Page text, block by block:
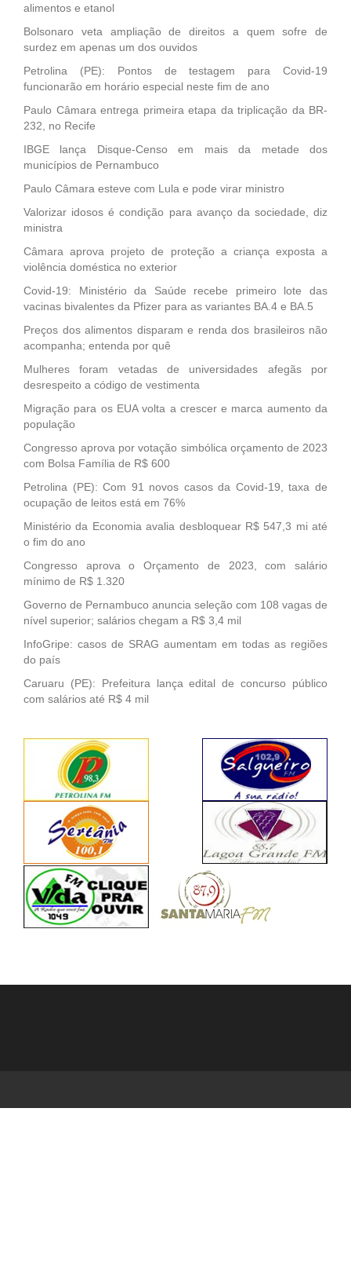
alimentos e etanol
Bolsonaro veta ampliação de direitos a quem sofre de
surdez em apenas um dos ouvidos
Petrolina (PE): Pontos de testagem para Covid-19
funcionarão em horário especial neste fim de ano
Paulo Câmara entrega primeira etapa da triplicação da BR-
232, no Recife
IBGE lança Disque-Censo em mais da metade dos
municípios de Pernambuco
Paulo Câmara esteve com Lula e pode virar ministro
Valorizar idosos é condição para avanço da sociedade, diz
ministra
Câmara aprova projeto de proteção a criança exposta a
violência doméstica no exterior
Covid-19: Ministério da Saúde recebe primeiro lote das
vacinas bivalentes da Pfizer para as variantes BA.4 e BA.5
Preços dos alimentos disparam e renda dos brasileiros não
acompanha; entenda por quê
Mulheres foram vetadas de universidades afegãs por
desrespeito a código de vestimenta
Migração para os EUA volta a crescer e marca aumento da
população
Congresso aprova por votação simbólica orçamento de 2023
com Bolsa Família de R$ 600
Petrolina (PE): Com 91 novos casos da Covid-19, taxa de
ocupação de leitos está em 76%
Ministério da Economia avalia desbloquear R$ 547,3 mi até
o fim do ano
Congresso aprova o Orçamento de 2023, com salário
mínimo de R$ 1.320
Governo de Pernambuco anuncia seleção com 108 vagas de
nível superior; salários chegam a R$ 3,4 mil
InfoGripe: casos de SRAG aumentam em todas as regiões
do país
Caruaru (PE): Prefeitura lança edital de concurso público
com salários até R$ 4 mil